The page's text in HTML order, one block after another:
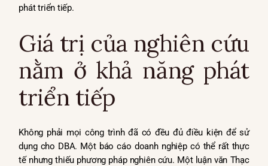
phát triển tiếp.
Giá trị của nghiên cứu
nằm ở khả năng phát
triển tiếp
Không phải mọi công trình đã có đều đủ điều kiện để sử
dụng cho DBA. Một báo cáo doanh nghiệp có thể rất thực
tế nhưng thiếu phương pháp nghiên cứu. Một luận văn Thạc